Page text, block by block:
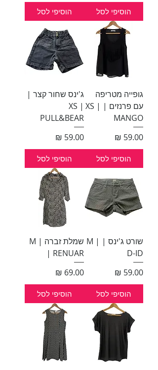
הוסיפי לסל הוסיפי לסל
גופייה מטריפה
עם פרנזים | XS |
MANGO
מחיר
הוסיפי לסל
ג'ינס שחור קצר |
XS |
PULL&BEAR
מחיר
הוסיפי לסל
שורט ג'ינס | M |
D-ID
מחיר
הוסיפי לסל
שמלת זברה | M
| RENUAR
מחיר
הוסיפי לסל